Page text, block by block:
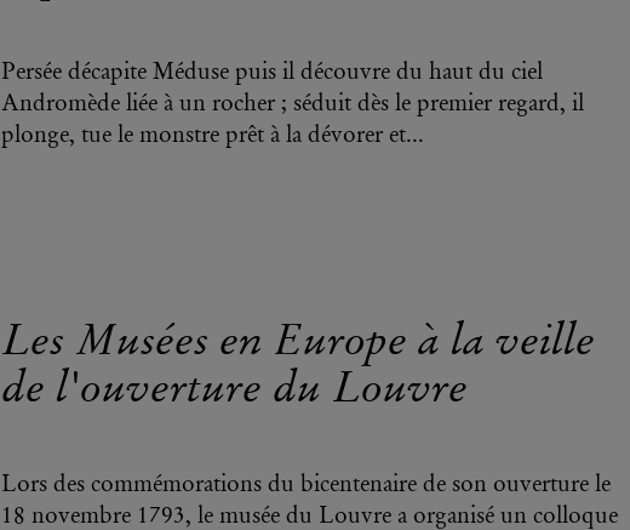
Persée décapite Méduse puis il découvre du haut du ciel
Andromède liée à un rocher ; séduit dès le premier regard, il
plonge, tue le monstre prêt à la dévorer et...
Les Musées en Europe à la veille
de l'ouverture du Louvre
Lors des commémorations du bicentenaire de son ouverture le
18 novembre 1793, le musée du Louvre a organisé un colloque